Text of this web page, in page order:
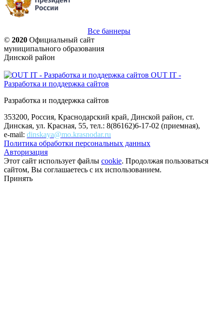
Все баннеры
© 2020 Официальный сайт
муниципального образования
Динской район
OUT IT -
Разработка и поддержка сайтов
Разработка и поддержка сайтов
353200, Россия, Краснодарский край, Динской район, ст.
Динская, ул. Красная, 55, тел.: 8(86162)6-17-02 (приемная),
e-mail: dinskaya@mo.krasnodar.ru
Политика обработки персональных данных
Авторизация
Этот сайт использует файлы cookie. Продолжая пользоваться
сайтом, Вы соглашаетесь с их использованием.
Принять